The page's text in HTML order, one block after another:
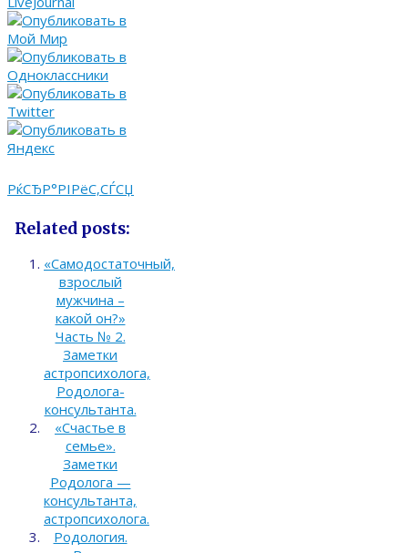
РќСЂР°РІРёС‚СЃСЏ
Related posts:
«Самодостаточный,
взрослый
мужчина –
какой он?»
Часть № 2.
Заметки
астропсихолога,
Родолога-
консультанта.
«Счастье в
семье».
Заметки
Родолога —
консультанта,
астропсихолога.
Родология.